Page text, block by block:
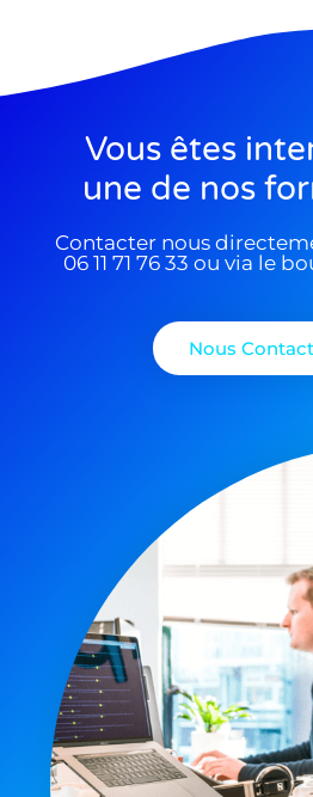
Vous êtes
une de nos
Contacter nous
06 11 71 76 33 ou via le
Nous